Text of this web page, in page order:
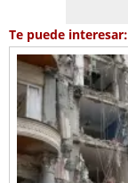
Te puede interesar: